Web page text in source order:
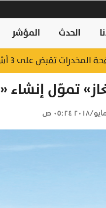
الحدث المؤشر
تقبض على 3 أشخاص أخفوا مواد مخدرة بإذابتها
تموّل